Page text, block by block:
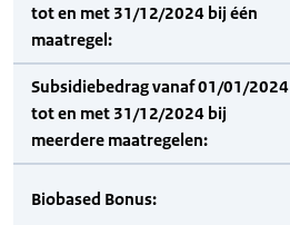
tot en met 31/12/2024 bij één
maatregel:
Subsidiebedrag vanaf 01/01/2024
tot en met 31/12/2024 bij
meerdere maatregelen:
Biobased Bonus: